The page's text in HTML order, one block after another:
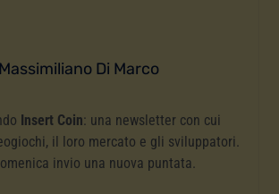
Massimiliano Di Marco
Insert Coin: una newsletter con cui
il loro mercato e gli sviluppatori.
invio una nuova puntata.